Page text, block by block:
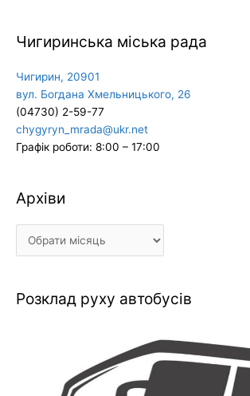
Чигиринська міська рада
Чигирин, 20901
вул. Богдана Хмельницького, 26
(04730) 2-59-77
chygyryn_mrada@ukr.net
Графік роботи: 8:00 – 17:00
Архіви
Архіви
Розклад руху автобусів